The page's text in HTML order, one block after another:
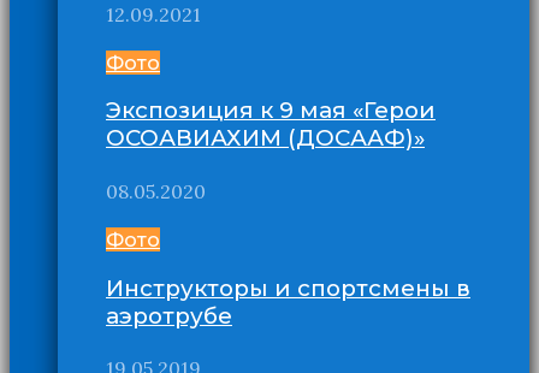
12.09.2021
Фото
Экспозиция к 9 мая «Герои
ОСОАВИАХИМ (ДОСААФ)»
08.05.2020
Фото
Инструкторы и спортсмены в
аэротрубе